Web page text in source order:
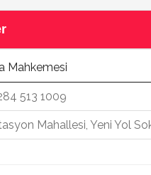
Mahkemesi
513 1009
Mahallesi, Yeni Yol